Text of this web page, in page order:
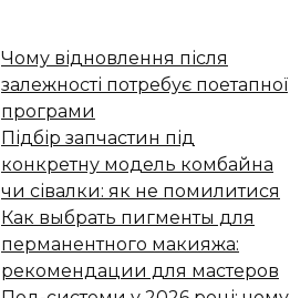
Чому відновлення після
залежності потребує поетапної
програми
Підбір запчастин під
конкретну модель комбайна
чи сівалки: як не помилитися
Как выбрать пигменты для
перманентного макияжа:
рекомендации для мастеров